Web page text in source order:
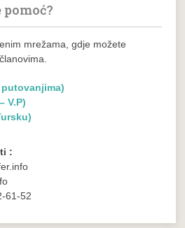
mrežama, gdje možete
putovanjima)
V.P)
:
61-52